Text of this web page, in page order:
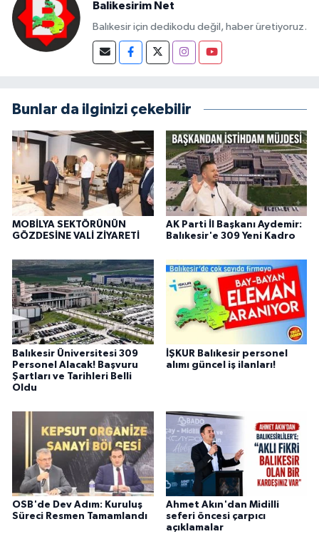
Balikesirim Net
Balıkesir için dedikodu değil, haber üretiyoruz.
Bunlar da ilginizi çekebilir
MOBİLYA SEKTÖRÜNÜN
GÖZDESİNE VALİ ZİYARETİ
AK Parti İl Başkanı Aydemir:
Balıkesir'e 309 Yeni Kadro
Balıkesir Üniversitesi 309
Personel Alacak! Başvuru
Şartları ve Tarihleri Belli
Oldu
İŞKUR Balıkesir personel
alımı güncel iş ilanları!
OSB'de Dev Adım: Kuruluş
Süreci Resmen Tamamlandı
Ahmet Akın'dan Midilli
seferi öncesi çarpıcı
açıklamalar